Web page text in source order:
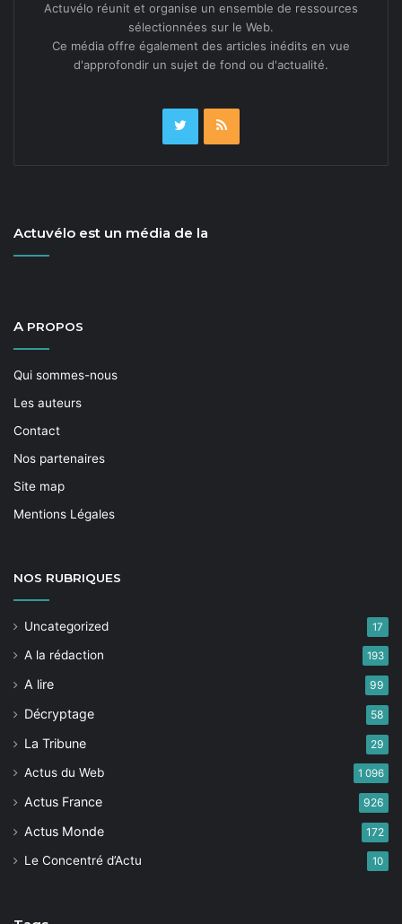
Actuvélo réunit et organise un ensemble de ressources
sélectionnées sur le Web.
Ce média offre également des articles inédits en vue
d'approfondir un sujet de fond ou d'actualité.
Actuvélo est un média de la
A PROPOS
Qui sommes-nous
Les auteurs
Contact
Nos partenaires
Site map
Mentions Légales
NOS RUBRIQUES
Uncategorized 17
A la rédaction 193
A lire 99
Décryptage 58
La Tribune 29
Actus du Web 1 096
Actus France 926
Actus Monde 172
Le Concentré d’Actu 10